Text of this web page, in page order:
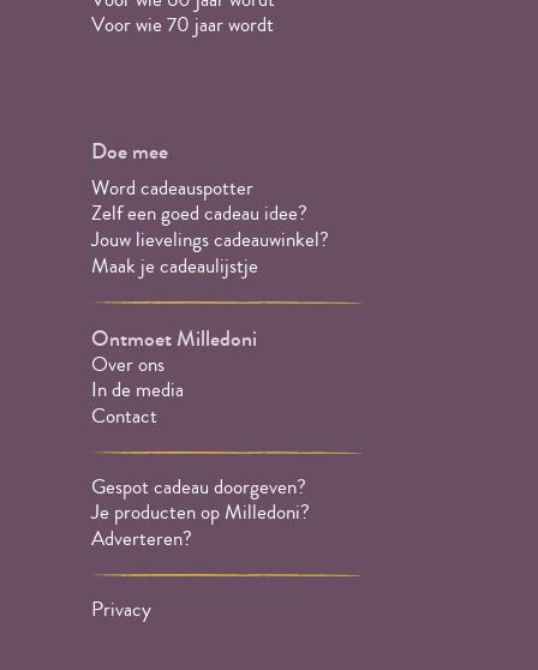
Voor wie 70 jaar wordt
Doe mee
Word cadeauspotter
Zelf een goed cadeau idee?
Jouw lievelings cadeauwinkel?
Maak je cadeaulijstje
Ontmoet Milledoni
Over ons
In de media
Contact
Gespot cadeau doorgeven?
Je producten op Milledoni?
Adverteren?
Privacy